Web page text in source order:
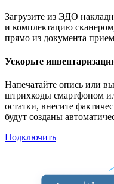
Загрузите из ЭДО
и комплектацию
прямо из документа
Ускорьте
Напечатайте опись или
штрихкоды смартфоном
остатки, внесите
будут созданы
Подключить